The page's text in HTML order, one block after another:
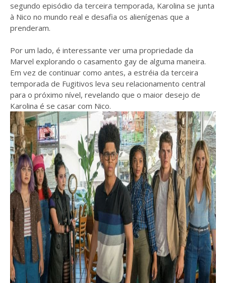
segundo episódio da terceira temporada, Karolina se junta
à Nico no mundo real e desafia os alienígenas que a
prenderam.
Por um lado, é interessante ver uma propriedade da
Marvel explorando o casamento gay de alguma maneira.
Em vez de continuar como antes, a estréia da terceira
temporada de Fugitivos leva seu relacionamento central
para o próximo nível, revelando que o maior desejo de
Karolina é se casar com Nico.